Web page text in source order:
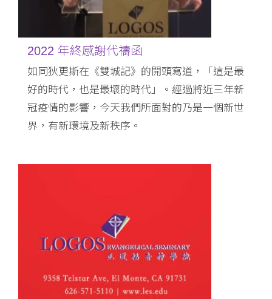
2022 年終感謝代禱函
如同狄更斯在《雙城記》的開頭寫道，「這是最
好的時代，也是最壞的時代」。經過將近三年新
冠疫情的影響，今天我們所面對的乃是一個新世
界，有新環境及新秩序。